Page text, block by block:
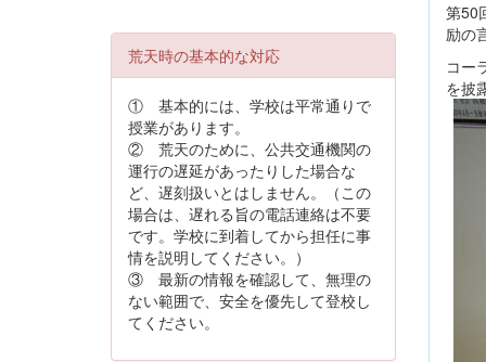
第50
励の
コー
を披
荒天時の基本的な対応
① 基本的には、学校は平常通りで
授業があります。
② 荒天のために、公共交通機関の
運行の遅延があったりした場合な
ど、遅刻扱いとはしません。（この
場合は、遅れる旨の電話連絡は不要
です。学校に到着してから担任に事
情を説明してください。）
③ 最新の情報を確認して、無理の
ない範囲で、安全を優先して登校し
てください。